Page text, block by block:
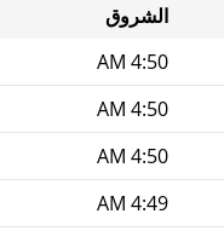
الشروق
4:50 AM
4:50 AM
4:50 AM
4:49 AM